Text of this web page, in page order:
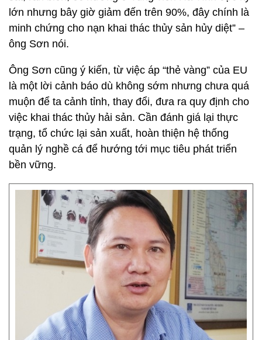
lớn nhưng bây giờ giảm đến trên 90%, đây chính là
minh chứng cho nạn khai thác thủy sản hủy diệt” –
ông Sơn nói.
Ông Sơn cũng ý kiến, từ việc áp “thẻ vàng” của EU
là một lời cảnh báo dù không sớm nhưng chưa quá
muộn để ta cảnh tỉnh, thay đổi, đưa ra quy định cho
việc khai thác thủy hải sản. Cần đánh giá lại thực
trạng, tổ chức lại sản xuất, hoàn thiện hệ thống
quản lý nghề cá để hướng tới mục tiêu phát triển
bền vững.